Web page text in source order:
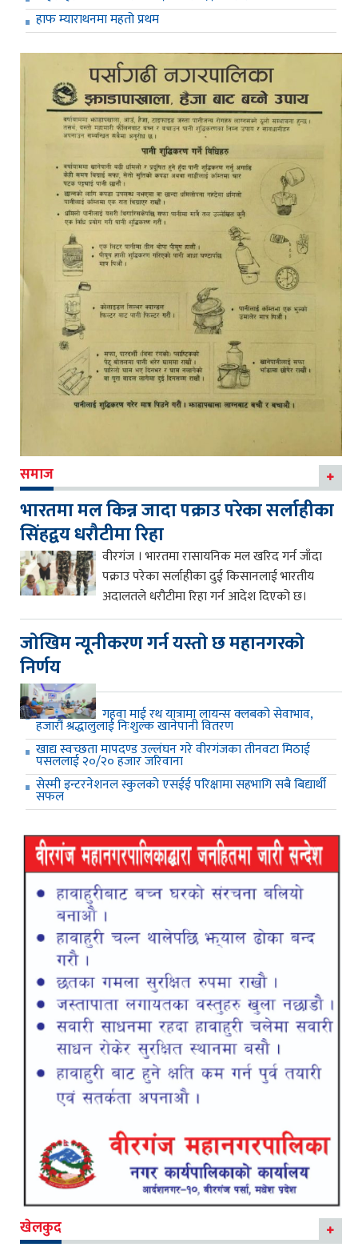
हाफ म्याराथनमा महतो प्रथम
समाज
भारतमा मल किन्न जादा पक्राउ परेका सर्लाहीका
सिंहद्वय धरौटीमा रिहा
वीरगंज । भारतमा रासायनिक मल खरिद गर्न जाँदा
पक्राउ परेका सर्लाहीका दुई किसानलाई भारतीय
अदालतले धरौटीमा रिहा गर्न आदेश दिएको छ।
जाेखिम न्यूनीकरण गर्न यस्ताे छ महानगरकाे
निर्णय
गहवा माई रथ यात्रामा लायन्स क्लबको सेवाभाव,
हजारौं श्रद्धालुलाई निःशुल्क खानेपानी वितरण
खाद्य स्वच्छता मापदण्ड उल्लंघन गरे वीरगंजका तीनवटा मिठाई
पसललाई २०/२० हजार जरिवाना
सेस्मी इन्टरनेशनल स्कुलको एसईई परिक्षामा सहभागि सबै बिद्यार्थी
सफल
खेलकुद